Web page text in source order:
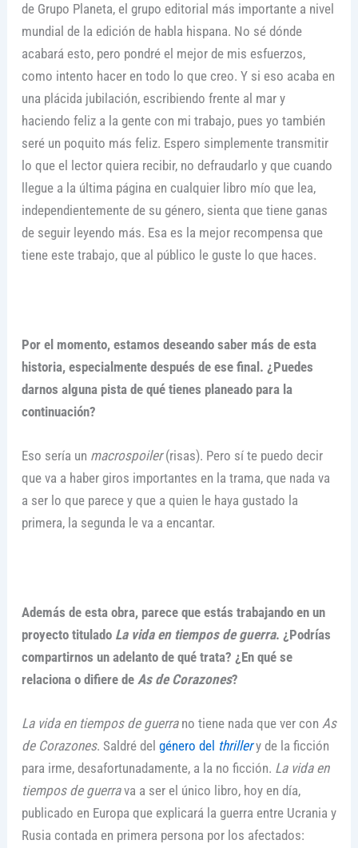
de Grupo Planeta, el grupo editorial más importante a nivel
mundial de la edición de habla hispana. No sé dónde
acabará esto, pero pondré el mejor de mis esfuerzos,
como intento hacer en todo lo que creo. Y si eso acaba en
una plácida jubilación, escribiendo frente al mar y
haciendo feliz a la gente con mi trabajo, pues yo también
seré un poquito más feliz. Espero simplemente transmitir
lo que el lector quiera recibir, no defraudarlo y que cuando
llegue a la última página en cualquier libro mío que lea,
independientemente de su género, sienta que tiene ganas
de seguir leyendo más. Esa es la mejor recompensa que
tiene este trabajo, que al público le guste lo que haces.
Por el momento, estamos deseando saber más de esta
historia, especialmente después de ese final. ¿Puedes
darnos alguna pista de qué tienes planeado para la
continuación?
Eso sería un macrospoiler(risas). Pero sí te puedo decir
que va a haber giros importantes en la trama, que nada va
a ser lo que parece y que a quien le haya gustado la
primera, la segunda le va a encantar.
Además de esta obra, parece que estás trabajando en un
proyecto titulado La vida en tiempos de guerra. ¿Podrías
compartirnos un adelanto de qué trata? ¿En qué se
relaciona o difiere de As de Corazones?
La vida en tiempos de guerrano tiene nada que ver con As
de Corazones. Saldré del género del thrillery de la ficción
para irme, desafortunadamente, a la no ficción. La vida en
tiempos de guerrava a ser el único libro, hoy en día,
publicado en Europa que explicará la guerra entre Ucrania y
Rusia contada en primera persona por los afectados: